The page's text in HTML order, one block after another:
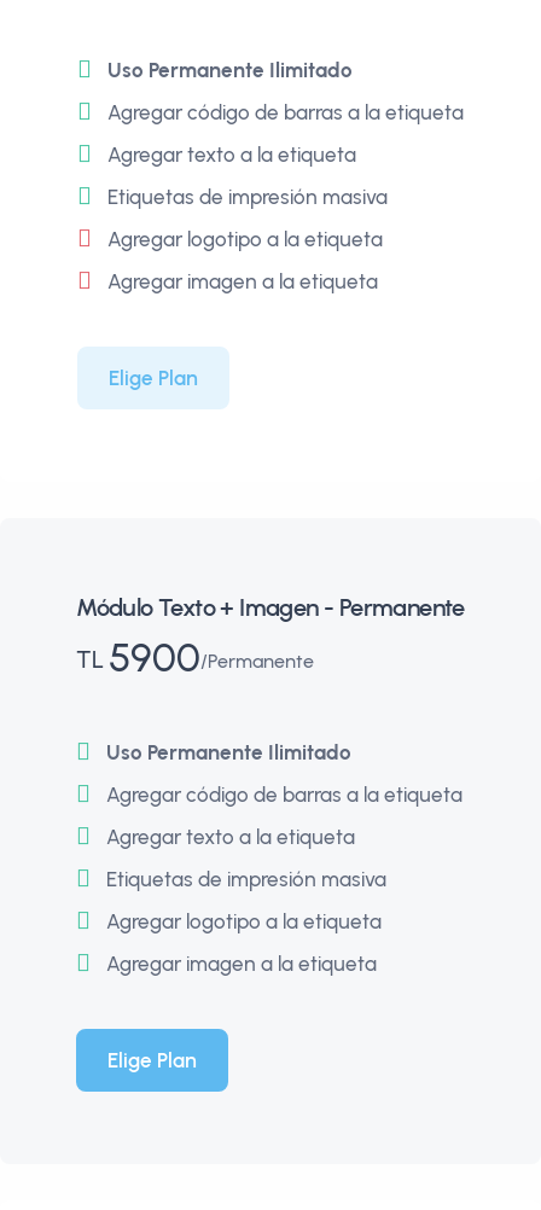
Uso Permanente Ilimitado
Agregar código de barras a la etiqueta
Agregar texto a la etiqueta
Etiquetas de impresión masiva
Agregar logotipo a la etiqueta
Agregar imagen a la etiqueta
Elige Plan
Módulo Texto + Imagen - Permanente
TL 5900 Permanente
Uso Permanente Ilimitado
Agregar código de barras a la etiqueta
Agregar texto a la etiqueta
Etiquetas de impresión masiva
Agregar logotipo a la etiqueta
Agregar imagen a la etiqueta
Elige Plan